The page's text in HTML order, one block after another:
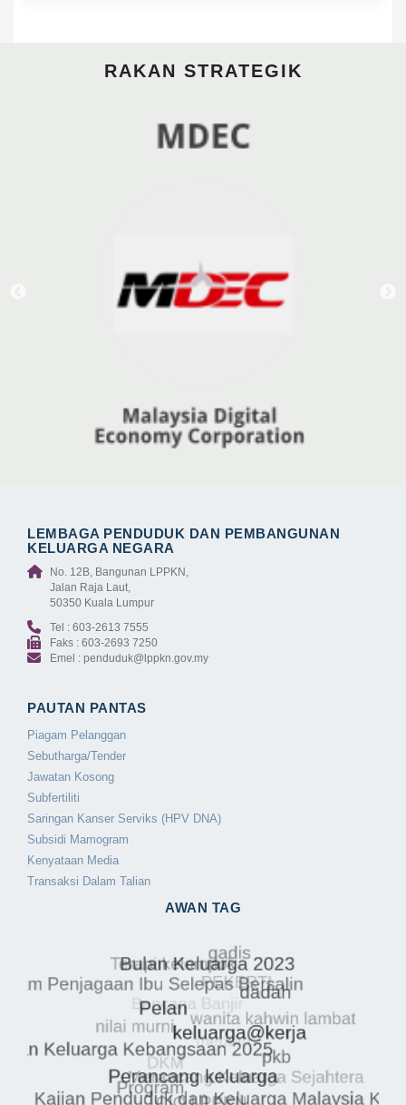
RAKAN STRATEGIK
LEMBAGA PENDUDUK DAN PEMBANGUNAN
KELUARGA NEGARA
No. 12B, Bangunan LPPKN,
Jalan Raja Laut,
50350 Kuala Lumpur
Tel : 603-2613 7555
Faks : 603-2693 7250
Emel : penduduk@lppkn.gov.my
PAUTAN PANTAS
Piagam Pelanggan
Sebutharga/Tender
Jawatan Kosong
Subfertiliti
Saringan Kanser Serviks (HPV DNA)
Subsidi Mamogram
Kenyataan Media
Transaksi Dalam Talian
AWAN TAG